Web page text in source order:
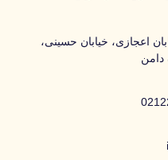
اعجازی، خیابان حسینی،
دامن